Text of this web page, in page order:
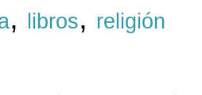
, libros, religión